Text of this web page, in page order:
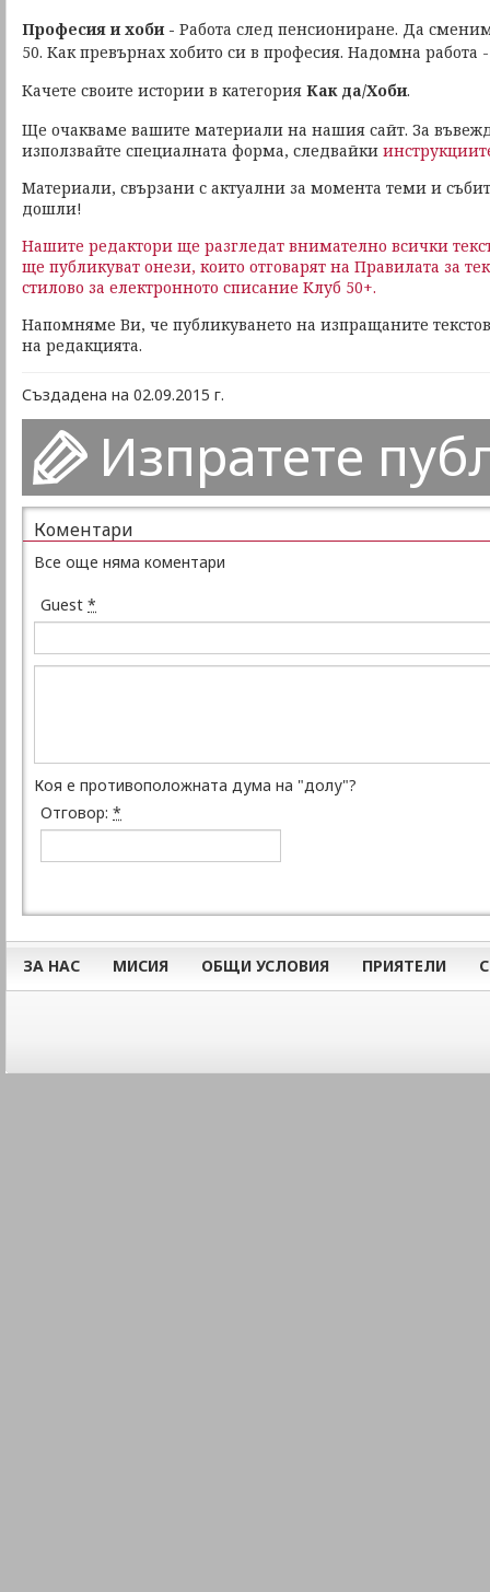
Професия и хоби - Работа след пенсиониране. Да
50. Как превърнах хобито си в професия. Надомна
Качете своите истории в категория Как да/Хоби.
Ще очакваме вашите материали на нашия сайт. За
използвайте специалната форма, следвайки
Материали, свързани с актуални за момента теми и
дошли!
Нашите редактори ще разгледат внимателно всички
ще публикуват онези, които отговарят на Правилата за
стилово за електронното списание Клуб 50+.
Напомняме Ви, че публикуването на изпращаните
на редакцията.
Създадена на 02.09.2015 г.
Изпратете
Коментари
Все още няма коментари
Guest *
Коя е противоположната дума на "долу"?
Отговор: *
ЗА НАС МИСИЯ ОБЩИ УСЛОВИЯ ПРИЯТЕЛИ